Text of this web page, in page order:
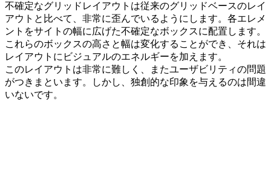
不確定なグリッドレイアウトは従来のグリッドベースのレイ
アウトと比べて、非常に歪んでいるようにします。各エレメ
ントをサイトの幅に広げた不確定なボックスに配置します。
これらのボックスの高さと幅は変化することができ、それは
レイアウトにビジュアルのエネルギーを加えます。
このレイアウトは非常に難しく、またユーザビリティの問題
がつきまといます。しかし、独創的な印象を与えるのは間違
いないです。